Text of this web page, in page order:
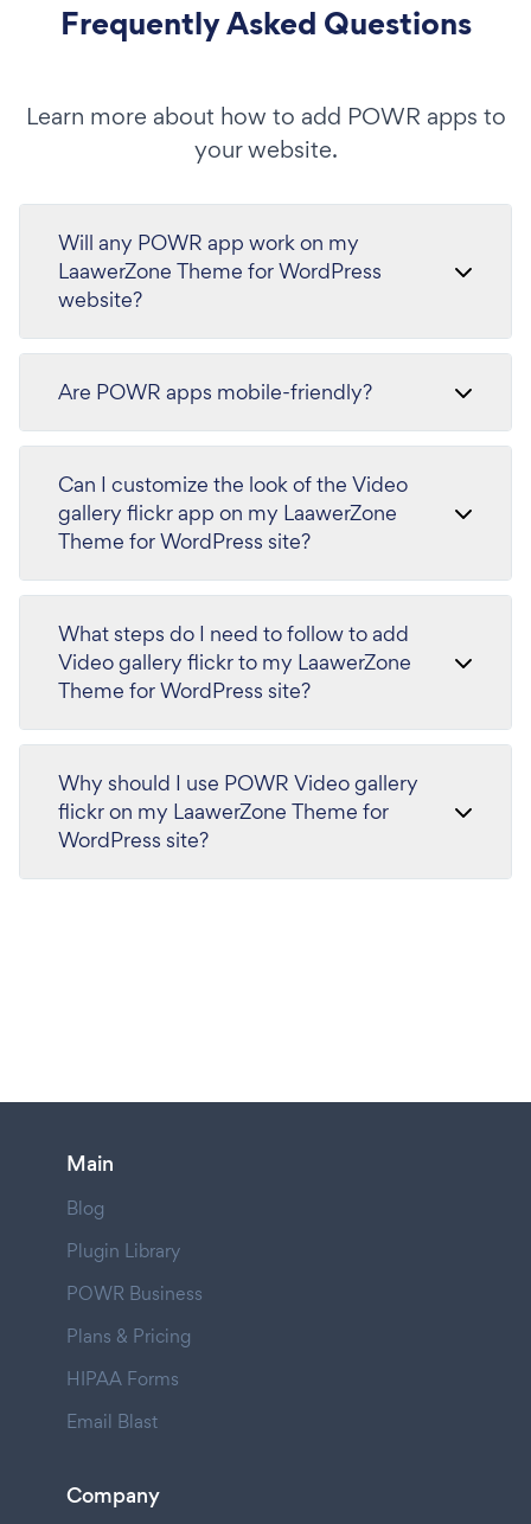
Frequently Asked Questions
Learn more about how to add POWR apps to
your website.
Will any POWR app work on my
LaawerZone Theme for WordPress
website?
Are POWR apps mobile-friendly?
Can I customize the look of the Video
gallery flickr app on my LaawerZone
Theme for WordPress site?
What steps do I need to follow to add
Video gallery flickr to my LaawerZone
Theme for WordPress site?
Why should I use POWR Video gallery
flickr on my LaawerZone Theme for
WordPress site?
Main
Blog
Plugin Library
POWR Business
Plans & Pricing
HIPAA Forms
Email Blast
Company